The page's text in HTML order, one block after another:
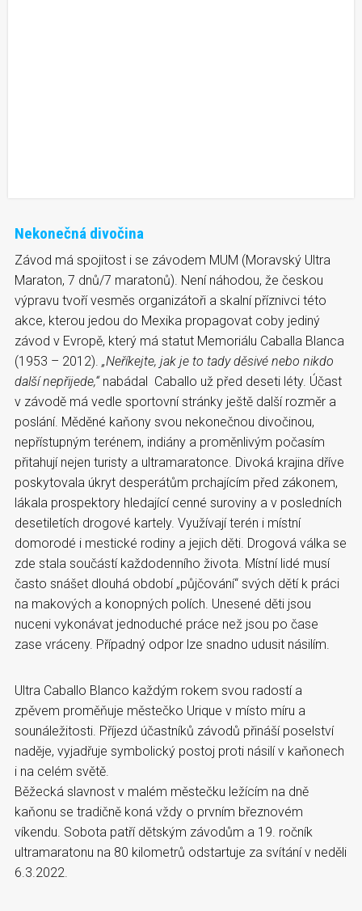
Nekonečná divočina
Závod má spojitost i se závodem MUM (Moravský Ultra
Maraton, 7 dnů/7 maratonů). Není náhodou, že českou
výpravu tvoří vesměs organizátoři a skalní příznivci této
akce, kterou jedou do Mexika propagovat coby jediný
závod v Evropě, který má statut Memoriálu Caballa Blanca
(1953 – 2012). „Neříkejte, jak je to tady děsivé nebo nikdo
další nepřijede,“nabádal Caballo už před deseti léty. Účast
v závodě má vedle sportovní stránky ještě další rozměr a
poslání. Měděné kaňony svou nekonečnou divočinou,
nepřístupným terénem, indiány a proměnlivým počasím
přitahují nejen turisty a ultramaratonce. Divoká krajina dříve
poskytovala úkryt desperátům prchajícím před zákonem,
lákala prospektory hledající cenné suroviny a v posledních
desetiletích drogové kartely. Využívají terén i místní
domorodé i mestické rodiny a jejich děti. Drogová válka se
zde stala součástí každodenního života. Místní lidé musí
často snášet dlouhá období „půjčování“ svých dětí k práci
na makových a konopných polích. Unesené děti jsou
nuceni vykonávat jednoduché práce než jsou po čase
zase vráceny. Případný odpor lze snadno udusit násilím.
Ultra Caballo Blanco každým rokem svou radostí a
zpěvem proměňuje městečko Urique v místo míru a
sounáležitosti. Příjezd účastníků závodů přináší poselství
naděje, vyjadřuje symbolický postoj proti násilí v kaňonech
i na celém světě.
Běžecká slavnost v malém městečku ležícím na dně
kaňonu se tradičně koná vždy o prvním březnovém
víkendu. Sobota patří dětským závodům a 19. ročník
ultramaratonu na 80 kilometrů odstartuje za svítání v neděli
6.3.2022.